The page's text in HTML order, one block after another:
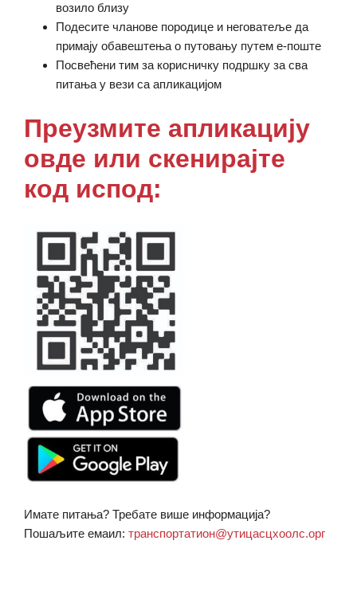
возило близу
Подесите чланове породице и неговатеље да
примају обавештења о путовању путем е-поште
Посвећени тим за корисничку подршку за сва
питања у вези са апликацијом
Преузмите апликацију
овде или скенирајте
код испод:
Имате питања? Требате више информација?
Пошаљите емаил: транспортатион@утицасцхоолс.орг